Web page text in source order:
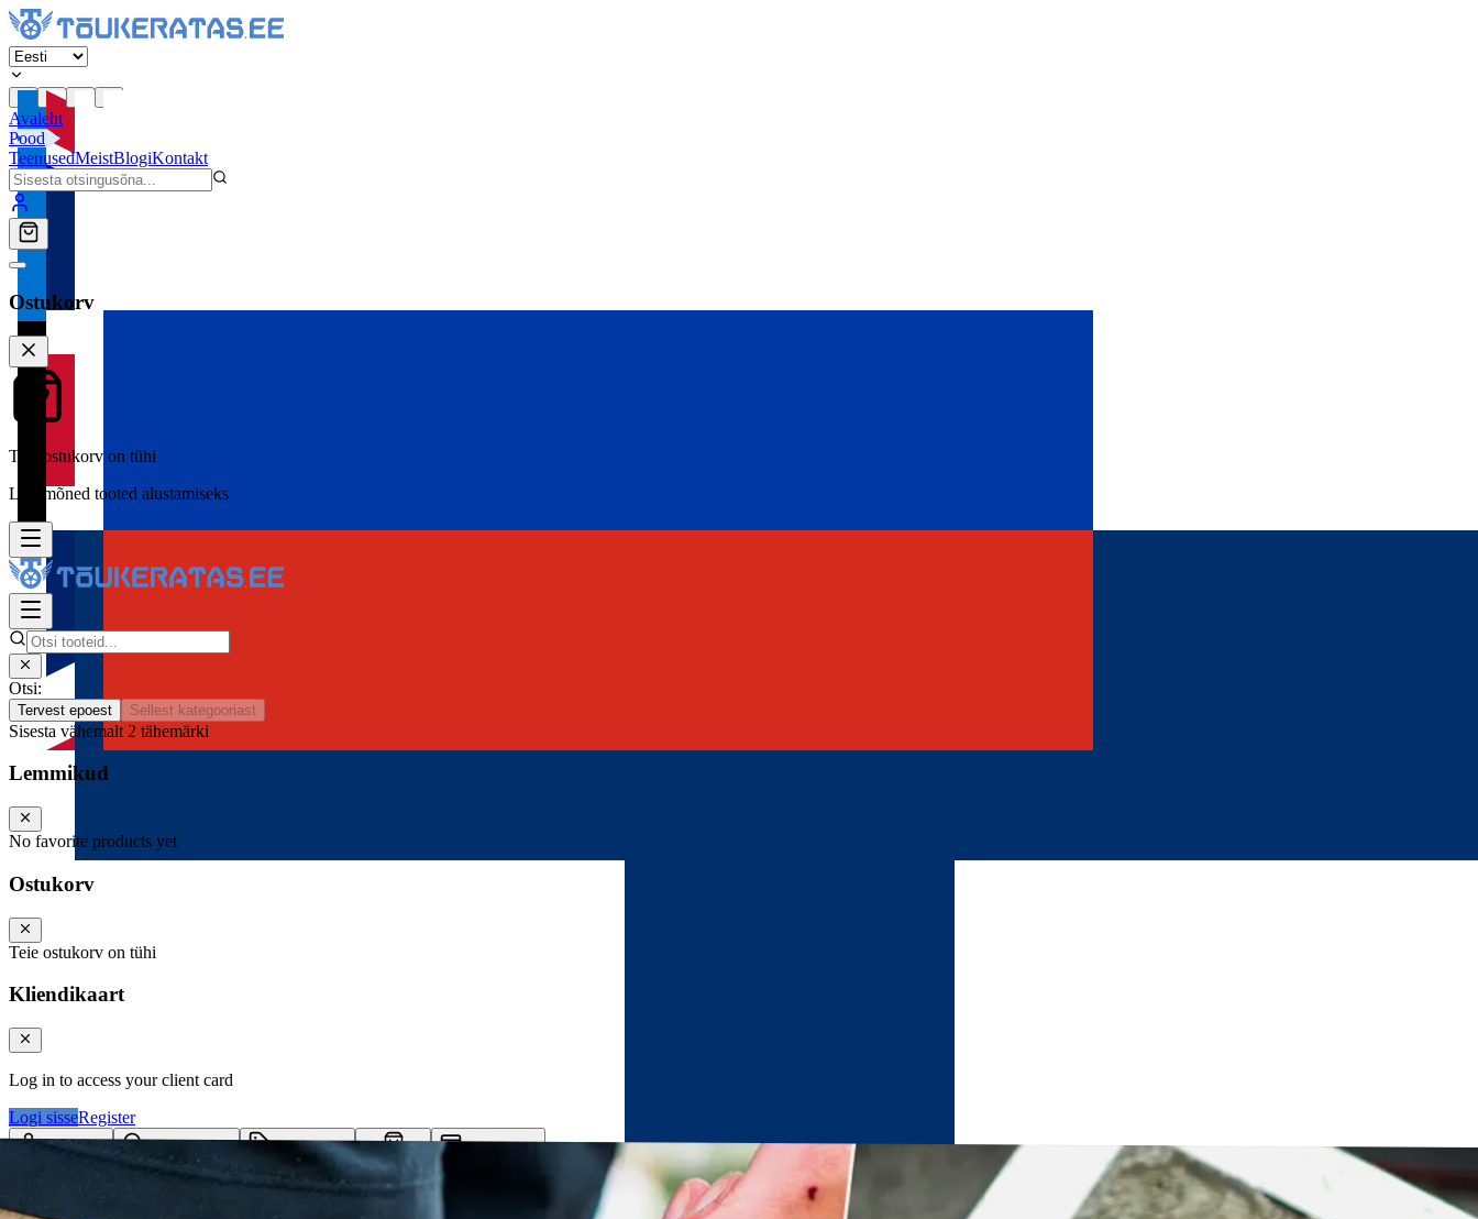
Avaleht
Pood
TeenusedMeistBlogiKontakt
Ostukorv
Teie ostukorv on tühi
Lisa mõned tooted alustamiseks
Otsi:
Tervest epoest Sellest kategooriast
Sisesta vähemalt 2 tähemärki
Lemmikud
No favorite products yet
Ostukorv
Teie ostukorv on tühi
Kliendikaart
Log in to access your client card
Logi sisseRegister
Logi sisse
Kategooriad
Ostukorv